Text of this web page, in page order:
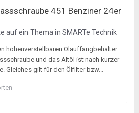
451 Benziner 24er
auf ein Thema in SMARTe Technik
höhenverstellbaren Ölauffangbehälter
und das Altöl ist nach kurzer
Gleiches gilt für den Ölfilter bzw...